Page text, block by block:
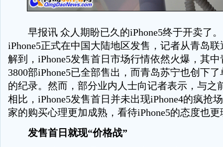
早报讯 众人期盼已久的iPhone5终于开卖了
iPhone5正式在中国大陆地区发售，记者从青岛
解到，iPhone5发售首日市场行情依然火爆，其
3800部iPhone5已全部售出，而青岛苏宁也创下
的纪录。然而，部分业内人士向记者表示，与之
相比，iPhone5发售首日并未出现iPhone4的疯抢
家的购买心理更加成熟，看待iPhone5的态度也更
发售首日就现“价格战”